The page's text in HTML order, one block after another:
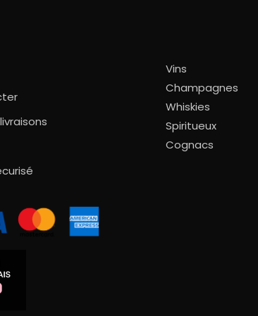
Vins
Champagnes
Whiskies
Spiritueux
Cognacs